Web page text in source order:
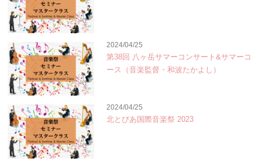
2024/04/25
第38回 八ヶ岳サマーコンサート&サマーコ
ース（音楽監督・和波たかよし）
2024/04/25
北とぴあ国際音楽祭 2023